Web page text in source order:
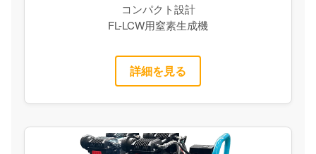
コンパクト設計
FL-LCW用窒素生成機
詳細を見る